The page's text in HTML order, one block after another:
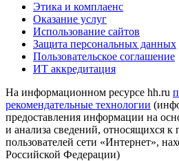
Этика и комплаенс
Оказание услуг
Использование сайтов
Защита персональных данных
Пользовательское соглашение
ИТ аккредитация
На информационном ресурсе hh.ru
рекомендательные технологии
предоставления информации на
и анализа сведений, относящихся к
пользователей сети «Интернет»,
Российской Федерации)